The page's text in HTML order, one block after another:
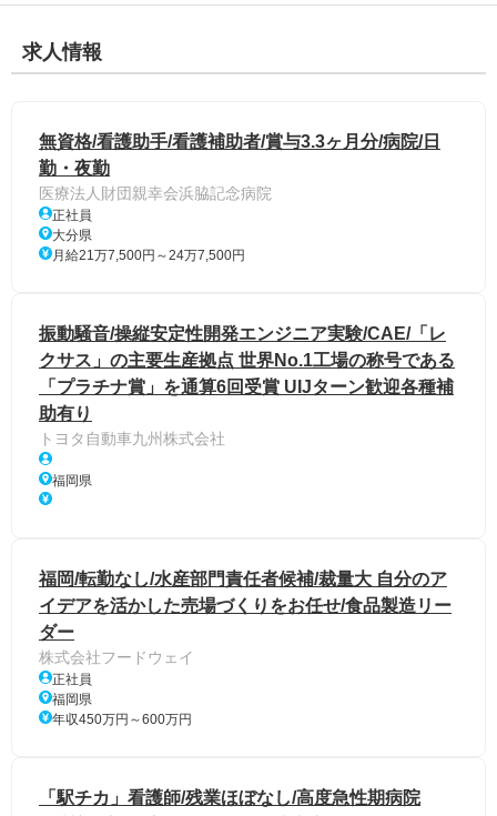
求人情報
無資格/看護助手/看護補助者/賞与3.3ヶ月分/病院/日
勤・夜勤
医療法人財団親幸会浜脇記念病院
正社員
大分県
月給21万7,500円～24万7,500円
振動騒音/操縦安定性開発エンジニア実験/CAE/「レ
クサス」の主要生産拠点 世界No.1工場の称号である
「プラチナ賞」を通算6回受賞 UIJターン歓迎各種補
助有り
トヨタ自動車九州株式会社
福岡県
福岡/転勤なし/水産部門責任者候補/裁量大 自分のア
イデアを活かした売場づくりをお任せ/食品製造リー
ダー
株式会社フードウェイ
正社員
福岡県
年収450万円～600万円
「駅チカ」看護師/残業ほぼなし/高度急性期病院